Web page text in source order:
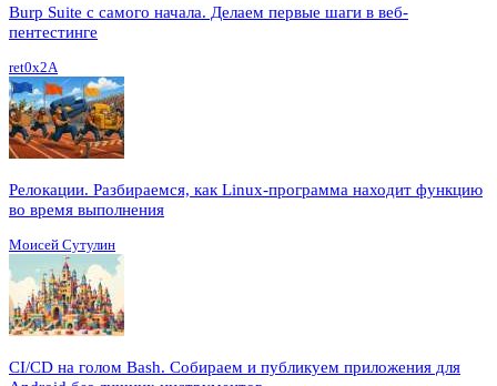
Burp Suite с самого начала. Делаем первые шаги в веб-
пентестинге
ret0x2A
Релокации. Разбираемся, как Linux-программа находит функцию
во время выполнения
Моисей Сутулин
CI/CD на голом Bash. Собираем и публикуем приложения для